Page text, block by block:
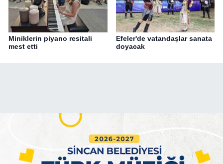
Miniklerin piyano resitali
mest etti
Efeler'de vatandaşlar sanata
doyacak